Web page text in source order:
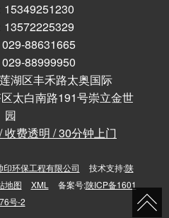
15349251230
13572225329
88631665
88999950
湖区丰禾路太奥国际
太白南路191号崇立金世
园
费透明 / 30分钟上门
印环保工程有限公司 技术支持:陕
地图 XML 备案号:陕ICP备1601
号-2